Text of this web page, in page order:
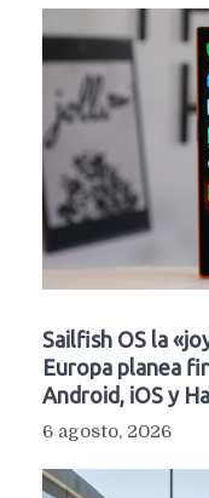
Sailfish OS la
Europa planea
Android, iOS y
6 agosto, 2026